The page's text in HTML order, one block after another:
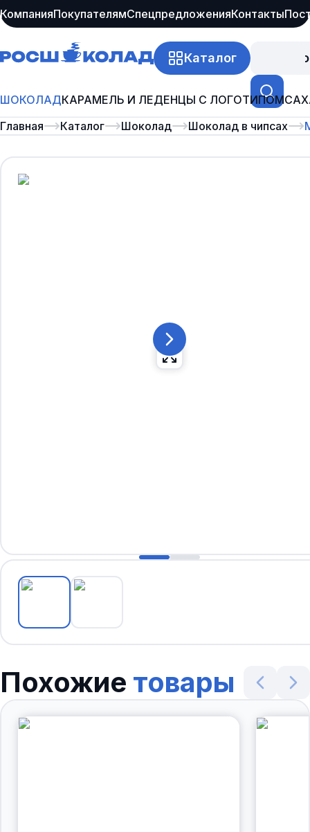
КомпанияПокупателямСпецпредложенияКонтакты
Каталог
ШОКОЛАДКАРАМЕЛЬ И ЛЕДЕНЦЫ С ЛОГОТИПОМ
Главная
Каталог Шоколад Шоколад в чипсах
Похожие товары